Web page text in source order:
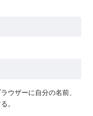
ウザーに自分の名前、
。